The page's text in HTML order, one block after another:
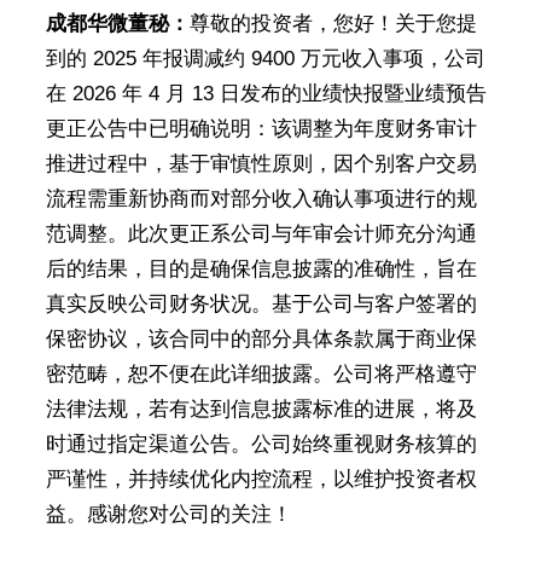
成都华微董秘： 尊敬的投资者，您好！关于您提
到的 2025 年报调减约 9400 万元收入事项，公司
在 2026 年 4 月 13 日发布的业绩快报暨业绩预告
更正公告中已明确说明：该调整为年度财务审计
推进过程中，基于审慎性原则，因个别客户交易
流程需重新协商而对部分收入确认事项进行的规
范调整。此次更正系公司与年审会计师充分沟通
后的结果，目的是确保信息披露的准确性，旨在
真实反映公司财务状况。基于公司与客户签署的
保密协议，该合同中的部分具体条款属于商业保
密范畴，恕不便在此详细披露。公司将严格遵守
法律法规，若有达到信息披露标准的进展，将及
时通过指定渠道公告。公司始终重视财务核算的
严谨性，并持续优化内控流程，以维护投资者权
益。感谢您对公司的关注！